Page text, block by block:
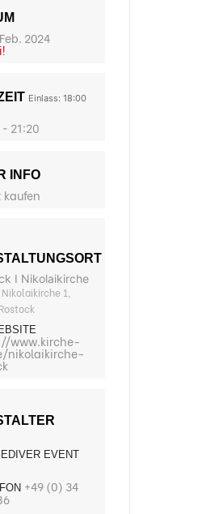
2024
Einlass: 18:00
21:20
INFO
kaufen
I Nikolaikirche
1,
www.kirche-
nikolaikirche-
EVENT
+49 (0) 34